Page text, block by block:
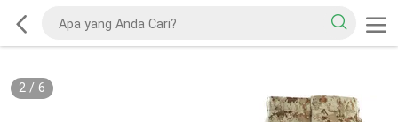
2/ 6